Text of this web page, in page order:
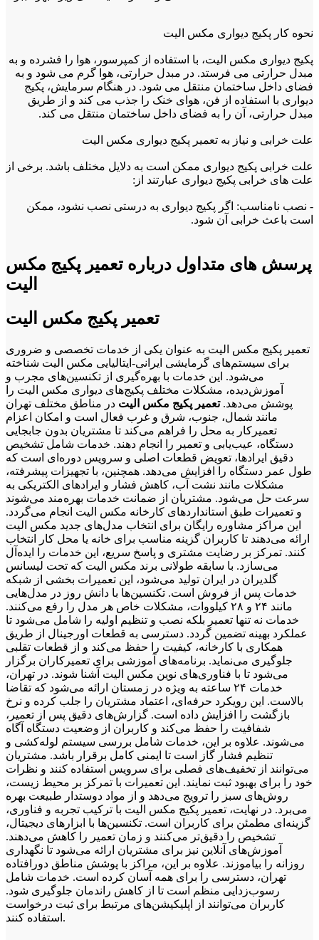
نحوه کار پکیج دیواری مکس الیت
پکیج دیواری مکس الیت، با استفاده از کمپرسور، هوا را فشرده و به
مبدل حرارتی می فرستد. در مبدل حرارتی، هوا گرم می شود و به
فضای داخل ساختمان منتقل می شود. در هنگام سرمایش، پکیج
دیواری با استفاده از فن، هوای خنک را جذب می کند و از طریق
مبدل حرارتی، آن را به فضای داخل ساختمان منتقل می کند.
علت خرابی و نیاز به تعمیر پکیج دیواری مکس الیت
علت خرابی پکیج دیواری ممکن است به دلایل مختلف باشد. برخی از
علت های خرابی پکیج دیواری عبارتند از:
- نصب نامناسب: اگر پکیج دیواری به درستی نصب نشود، ممکن
است باعث خرابی آن شود.
است باعث خرابی آن شود.
- نگهداری نامناسب: نگهداری نامناسب از پکیج دیواری ممکن است
- قطعات فرسوده: قطعات فرسوده در پکیج دیواری باعث خرابی آن
- عدم تعمیر به موقع: اگر پکیج دیواری به موقع تعمیر نشود، ممکن
است باعث خرابی آن شود.
روش های تعمیر پکیج دیواری
تعمیر پکیج دیواری مکس الیت بستگی به نوع خرابی و مشکل دارد.
برخی از روش های تعمیر پکیج دیواری عبارتند از:
- تعویض قطعات فرسوده: اگر قطعات پکیج دیواری فرسوده شده
اند، باید آن ها تعویض شوند.
- تعویض فیوز: در صورتی که فیوز پکیج دیواری سوخته باشد، باید آن
را تعویض کرد.
- تعویض سوئیچ: اگر سوئیچ پکیج دیواری خراب شده باشد، باید آن را
تعویض کرد.
- تعمیر کمپرسور: در صورتی که کمپرسور پکیج دیواری خراب شده
باشد، باید آن را تعمیر یا تعویض کرد.
- تعمیر مبدل حرارتی: در صورتی که مبدل حرارتی پکیج دیواری
خراب شده باشد، باید آن را تعمیر یا تعویض کرد.
نکات مهم در تعمیر پکیج دیواری مکس الیت
- قبل از هرگونه تعمیر، باید اطمینان حاصل کرد که برق قطع شده
- قبل از هرگونه تعمیر، باید دستگاه را خاموش کرد.
- قبل از هرگونه تعمیر، باید ابتدا علت خرابی را تشخیص داد.
- برای تعمیر پکیج دیواری، بهتر است از تعمیرکاران مجرب و
متخصص استفاده کرد.
- برای جلوگیری از خرابی پکیج دیواری، بهتر است آن را به طور
دوره ای تعمیر و نگهداری کرد.
24تعمیر ارائه دهنده خدمات
تعمیر پکیج مکس الیتدر شهر تهران(غرب
تهران، شرق تهران، جنوب تهران و شمال
پرسش های متداول درباره تعمیر پکیج مکس
الیت
تعمیر پکیج مکس الیت
تعمیر پکیج مکس الیت به عنوان یکی از خدمات تخصصی و ضروری
برای سیستم‌های گرمایشی ایرانی-ایتالیایی مکس الیت شناخته
می‌شود. این خدمات با بهره‌گیری از تکنسین‌های مجرب و
آموزش‌دیده، مشکلات مختلف پکیج‌های دیواری مکس الیت را
پوشش می‌دهد.تعمیر پکیج مکس الیت در مناطق مختلف تهران
مانند شمال، جنوب، شرق و غرب فعال است و امکان اعزام
تعمیرکار به محل را فراهم می‌کند تا مشتریان بدون جابجایی
دستگاه، عیب‌یابی و تعمیر را انجام دهند. خدمات شامل تشخیص
دقیق ایرادها، تعویض قطعات اصلی و سرویس دوره‌ای است که
طول عمر دستگاه را افزایش می‌دهد. همچنین، با تجهیزات پیشرفته،
مشکلات مانند نشت آب، کاهش فشار و ایرادهای الکتریکی به
سرعت حل می‌شود. مشتریان از ضمانت خدمات بهره‌مند می‌شوند
و تعمیرات طبق استانداردهای کارخانه مکس الیت انجام می‌گردد.
این مراکز مشاوره رایگان برای انتخاب مدل‌های جدید مکس الیت
ارائه می‌دهند تا کاربران گزینه مناسب برای خانه یا محل کار انتخاب
کنند. تمرکز بر رضایت مشتری و پاسخ سریع، این خدمات را ایده‌آل
می‌سازد. با سابقه طولانی برند مکس الیت که تحت لیسانس
گلدیران در ایران تولید می‌شود، این تعمیرات بخشی از شبکه
خدمات پس از فروش است. تکنسین‌ها با دانش روز در مدل‌هایی
مانند ۲۴ و ۲۸ کیلووات، مشکلات خاص هر مدل را رفع می‌کنند.
خدمات نه تنها تعمیر بلکه نصب و تنظیم اولیه را شامل می‌شود تا
عملکرد بهینه تضمین گردد. دسترسی به قطعات اورجینال از طریق
همکاری با کارخانه، کیفیت را حفظ می‌کند و از قطعات تقلبی
جلوگیری می‌نماید. برنامه‌های آموزشی برای تعمیرکاران برگزار
می‌شود تا با فناوری‌های نوین مکس الیت آشنا شوند. در تهران،
خدمات ۲۴ ساعته به ویژه در زمستان ارائه می‌شود که تقاضا
بالاست. این رویکرد حرفه‌ای، اعتماد مشتریان را جلب کرده و نرخ
بازگشت را افزایش داده است. گزارش‌های دقیق پس از تعمیر،
شفافیت را حفظ می‌کند و کاربران از وضعیت دستگاه آگاه
می‌شوند. علاوه بر این، خدمات شامل بررسی سیستم لوله‌کشی و
تنظیم فشار گاز است تا ایمنی کامل برقرار باشد. مشتریان
می‌توانند از تخفیف‌های فصلی برای سرویس استفاده کنند و نظرات
خود را برای بهبود ثبت نمایند. این تعمیرات با تمرکز بر محیط زیست،
روش‌های سبز را ترویج می‌دهد و از مواد دوستدار طبیعت بهره
می‌برد. در نهایت، تعمیر پکیج مکس الیت با ترکیب تجربه و فناوری،
گزینه‌ای مطمئن برای کاربران است. تکنسین‌ها با ابزارهای دیجیتال،
تشخیص را دقیق‌تر می‌کنند و زمان تعمیر را کاهش می‌دهند.
آموزش‌های آنلاین نیز برای مشتریان ارائه می‌شود تا نگهداری
روزانه را بیاموزند. علاوه بر این، مراکز با پوشش مناطق دورافتاده
تهران، دسترسی را برای همه آسان کرده است. خدمات شامل
رسوب‌زدایی منظم است تا از کاهش راندمان جلوگیری شود.
کاربران می‌توانند از اپلیکیشن‌های مرتبط برای ثبت درخواست
استفاده کنند.